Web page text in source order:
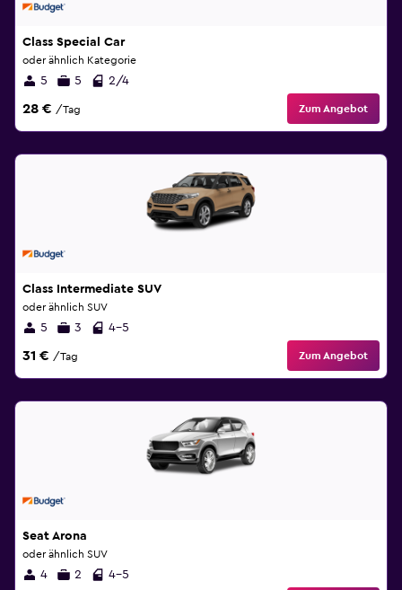
Class Special Car
oder ähnlich Kategorie
5 5 2/4
28 € /Tag Zum Angebot
Class Intermediate SUV
oder ähnlich SUV
5 3 4-5
31 € /Tag Zum Angebot
Seat Arona
oder ähnlich SUV
4 2 4-5